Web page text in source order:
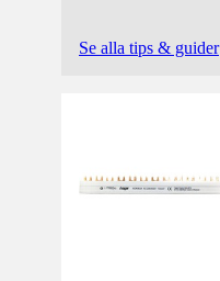
Se alla tips & guider